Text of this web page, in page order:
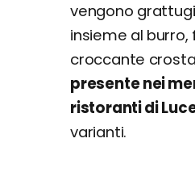
vengono
insieme al
croccante
presente nei
ristoranti di
varianti.